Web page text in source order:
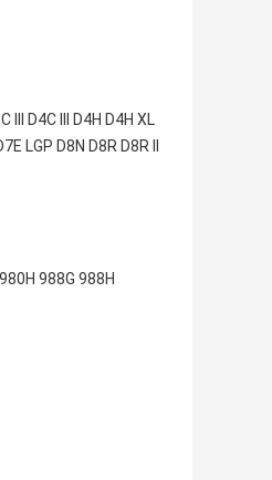
D4C III D4H D4H XL
LGP D8N D8R D8R II
988G 988H